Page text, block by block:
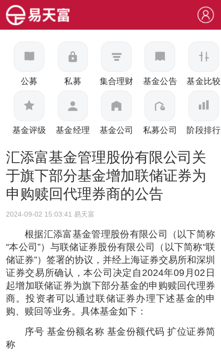
公募 私募 集合理财 基金公告 基金比较
基金评级 基金经理 基金公司 私募公司 阶段排行
汇添富基金管理股份有限公司关
于旗下部分基金增加联储证券为
申购赎回代理券商的公告
2024-09-02 15:03:41 易天富
根据汇添富基金管理股份有限公司（以下简称
“本公司”）与联储证券股份有限公司（以下简称“联
储证券”）签署的协议，并经上海证券交易所和深圳
证券交易所确认，本公司决定自2024年09月02日
起增加联储证券为旗下部分基金的申购赎回代理券
商。投资者可以通过联储证券办理下述基金的申
购、赎回等业务。具体基金如下：
序号 基金份额名称 基金份额代码 扩位证券简
称